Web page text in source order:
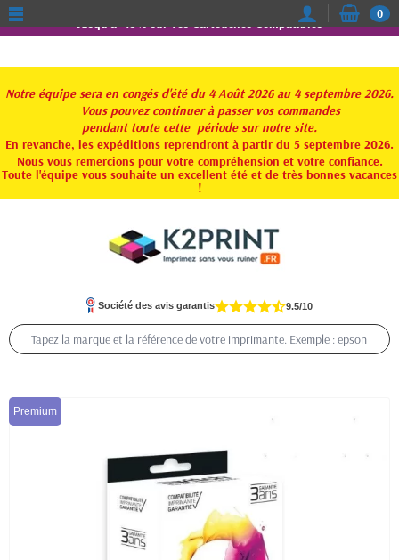
Jusqu'à -15% sur vos Cartouches Compatibles
Notre équipe sera en congés d'été du 4 Août 2026 au 4 septembre 2026.
Vous pouvez continuer à passer vos commandes
pendant toute cette période sur notre site.
En revanche, les expéditions reprendront à partir du 5 septembre 2026.
Nous vous remercions pour votre compréhension et votre confiance.
Toute l'équipe vous souhaite un excellent été et de très bonnes vacances
!
0
Société des avis garantis 9.5/10
Premium